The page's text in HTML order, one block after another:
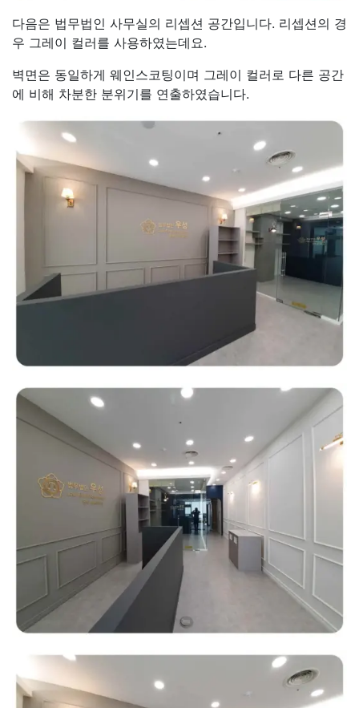
다음은 법무법인 사무실의 리셉션 공간입니다. 리셉션의 경
우 그레이 컬러를 사용하였는데요.
벽면은 동일하게 웨인스코팅이며 그레이 컬러로 다른 공간
에 비해 차분한 분위기를 연출하였습니다.